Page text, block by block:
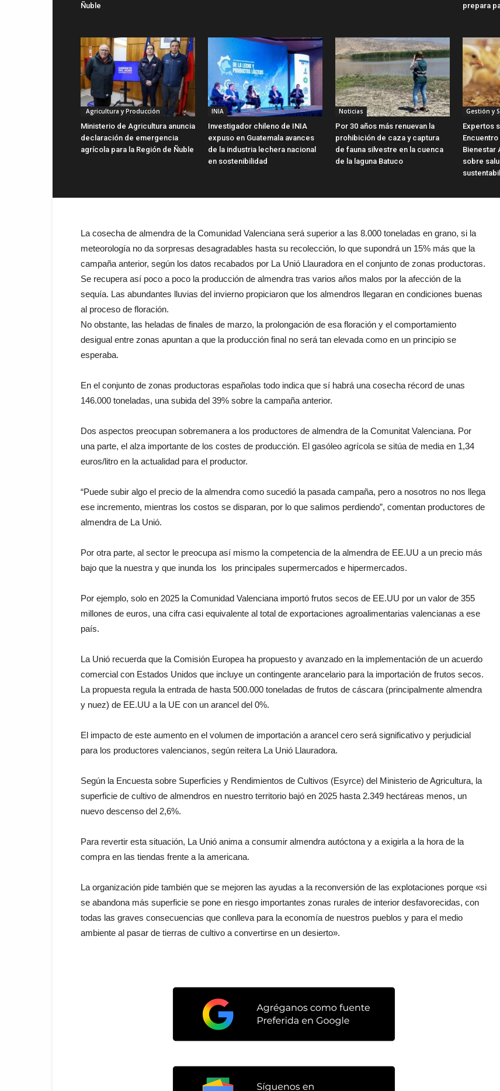
Ñuble
prepara
Agricultura y Producción
Ministerio de Agricultura anuncia
declaración de emergencia
agrícola para la Región de Ñuble
INIA
Investigador chileno de INIA
expuso en Guatemala avances
de la industria lechera nacional
en sostenibilidad
Noticias
Por 30 años más renuevan la
prohibición de caza y captura
de fauna silvestre en la cuenca
de la laguna Batuco
Gestión y
Expertos
Bienestar
sobre
La cosecha de almendra de la Comunidad Valenciana será superior a las 8.000 toneladas en grano, si la
meteorología no da sorpresas desagradables hasta su recolección, lo que supondrá un 15% más que la
campaña anterior, según los datos recabados por La Unió Llauradora en el conjunto de zonas productoras.
Se recupera así poco a poco la producción de almendra tras varios años malos por la afección de la
sequía. Las abundantes lluvias del invierno propiciaron que los almendros llegaran en condiciones buenas
al proceso de floración.
No obstante, las heladas de finales de marzo, la prolongación de esa floración y el comportamiento
desigual entre zonas apuntan a que la producción final no será tan elevada como en un principio se
esperaba.
En el conjunto de zonas productoras españolas todo indica que sí habrá una cosecha récord de unas
146.000 toneladas, una subida del 39% sobre la campaña anterior.
Dos aspectos preocupan sobremanera a los productores de almendra de la Comunitat Valenciana. Por
una parte, el alza importante de los costes de producción. El gasóleo agrícola se sitúa de media en 1,34
euros/litro en la actualidad para el productor.
“Puede subir algo el precio de la almendra como sucedió la pasada campaña, pero a nosotros no nos llega
ese incremento, mientras los costos se disparan, por lo que salimos perdiendo”, comentan productores de
almendra de La Unió.
Por otra parte, al sector le preocupa así mismo la competencia de la almendra de EE.UU a un precio más
bajo que la nuestra y que inunda los los principales supermercados e hipermercados.
Por ejemplo, solo en 2025 la Comunidad Valenciana importó frutos secos de EE.UU por un valor de 355
millones de euros, una cifra casi equivalente al total de exportaciones agroalimentarias valencianas a ese
país.
La Unió recuerda que la Comisión Europea ha propuesto y avanzado en la implementación de un acuerdo
comercial con Estados Unidos que incluye un contingente arancelario para la importación de frutos secos.
La propuesta regula la entrada de hasta 500.000 toneladas de frutos de cáscara (principalmente almendra
y nuez) de EE.UU a la UE con un arancel del 0%.
El impacto de este aumento en el volumen de importación a arancel cero será significativo y perjudicial
para los productores valencianos, según reitera La Unió Llauradora.
Según la Encuesta sobre Superficies y Rendimientos de Cultivos (Esyrce) del Ministerio de Agricultura, la
superficie de cultivo de almendros en nuestro territorio bajó en 2025 hasta 2.349 hectáreas menos, un
nuevo descenso del 2,6%.
Para revertir esta situación, La Unió anima a consumir almendra autóctona y a exigirla a la hora de la
compra en las tiendas frente a la americana.
La organización pide también que se mejoren las ayudas a la reconversión de las explotaciones porque «si
se abandona más superficie se pone en riesgo importantes zonas rurales de interior desfavorecidas, con
todas las graves consecuencias que conlleva para la economía de nuestros pueblos y para el medio
ambiente al pasar de tierras de cultivo a convertirse en un desierto».